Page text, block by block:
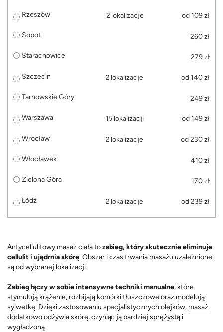
Rzeszów 2 lokalizacje od 109 zł
Sopot 260 zł
Starachowice 279 zł
Szczecin 2 lokalizacje od 140 zł
Tarnowskie Góry 249 zł
Warszawa 15 lokalizacji od 149 zł
Wrocław 2 lokalizacje od 230 zł
Włocławek 410 zł
Zielona Góra 170 zł
Łódź 2 lokalizacje od 239 zł
Antycellulitowy masaż ciała tozabieg, który skutecznie eliminuje
cellulit i ujędrnia skórę. Obszar i czas trwania masażu uzależnione
są od wybranej lokalizacji.
Zabieg łączy w sobie intensywne techniki manualne, które
stymulują krążenie, rozbijają komórki tłuszczowe oraz modelują
sylwetkę. Dzięki zastosowaniu specjalistycznych olejków, masaż
dodatkowo odżywia skórę, czyniąc ją bardziej sprężystą i
wygładzoną.